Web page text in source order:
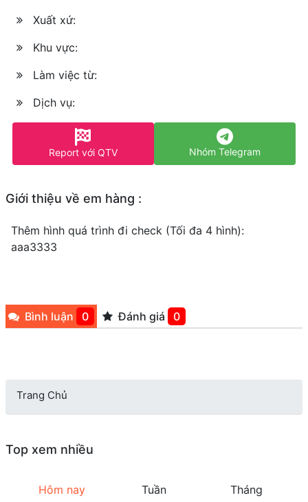
Xuất xứ:
Khu vực:
Làm việc từ:
Dịch vụ:
Report với QTV Nhóm Telegram
Giới thiệu về em hàng :
Thêm hình quá trình đi check (Tối đa 4 hình):
aaa3333
Bình luận 0 Đánh giá 0
Trang Chủ
Top xem nhiều
Hôm nay Tuần
Tháng